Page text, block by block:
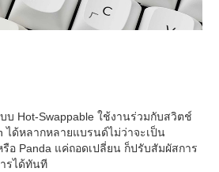
บ Hot-Swappable ใช้งานร่วมกับสวิตช์
ได้หลากหลายแบรนด์ไม่ว่าจะเป็น
รือ Panda แค่ถอดเปลี่ยน ก็ปรับสัมผัสการ
รได้ทันที